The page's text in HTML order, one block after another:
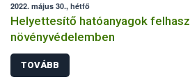
2022. május 30., hétfő
Helyettesítő hatóanyagok
növényvédelemben
TOVÁBB